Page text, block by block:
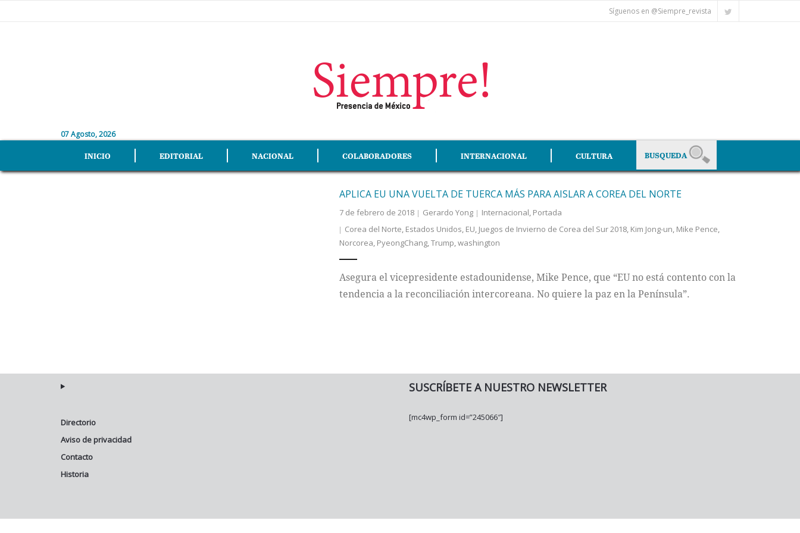
Síguenos en @Siempre_revista
07 Agosto, 2026
INICIO EDITORIAL NACIONAL COLABORADORES INTERNACIONAL CULTURA
APLICA EU UNA VUELTA DE TUERCA MÁS PARA AISLAR A COREA DEL NORTE
7 de febrero de 2018 Gerardo Yong Internacional, Portada
Corea del Norte, Estados Unidos, EU, Juegos de Invierno de Corea del Sur 2018, Kim Jong-un, Mike Pence,
Norcorea, PyeongChang,Trump,washington
Asegura el vicepresidente estadounidense, Mike Pence, que “EU no está contento con la
tendencia a la reconciliación intercoreana. No quiere la paz en la Península”.
Directorio
Aviso de privacidad
Contacto
Historia
SUSCRÍBETE A NUESTRO NEWSLETTER
[mc4wp_form id=”245066″]